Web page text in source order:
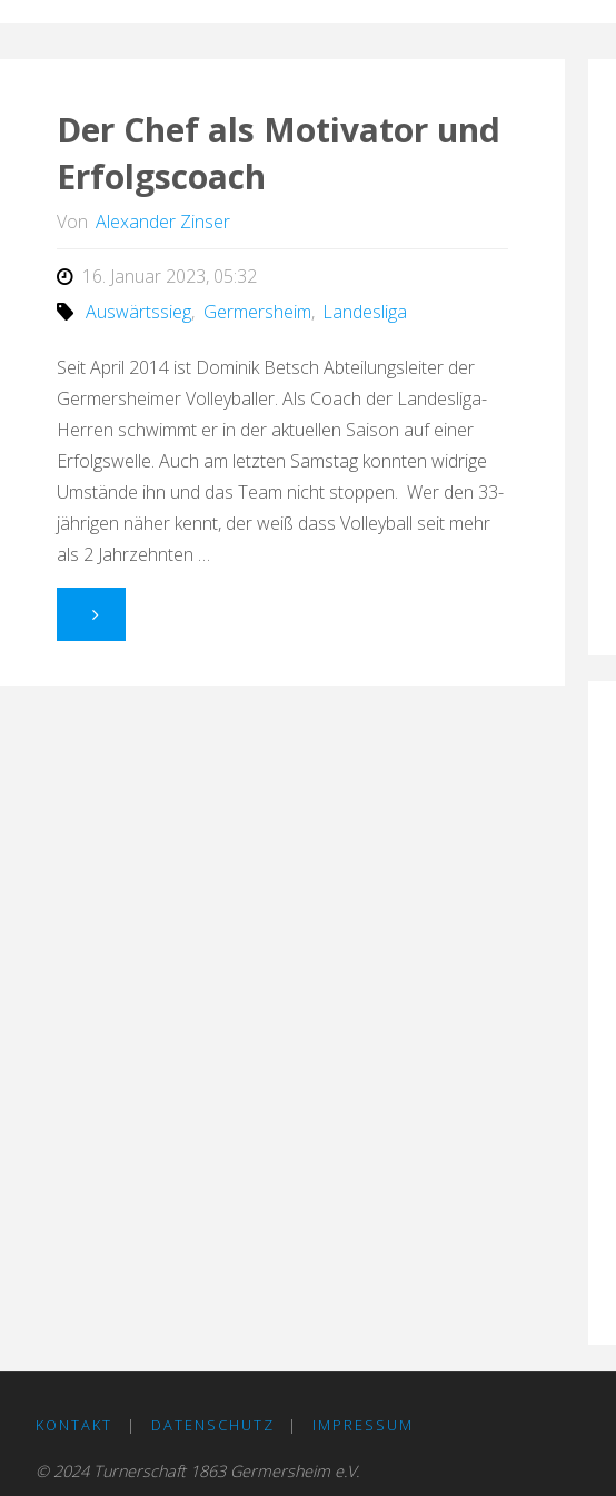
Der Chef als Motivator und
Erfolgscoach
Von Alexander Zinser
16. Januar 2023, 05:32
Auswärtssieg, Germersheim, Landesliga
Seit April 2014 ist Dominik Betsch Abteilungsleiter der
Germersheimer Volleyballer. Als Coach der Landesliga-
Herren schwimmt er in der aktuellen Saison auf einer
Erfolgswelle. Auch am letzten Samstag konnten widrige
Umstände ihn und das Team nicht stoppen. Wer den 33-
jährigen näher kennt, der weiß dass Volleyball seit mehr
als 2 Jahrzehnten …
Der
KONTAKT | DATENSCHUTZ | IMPRESSUM
© 2024 Turnerschaft 1863 Germersheim e.V.